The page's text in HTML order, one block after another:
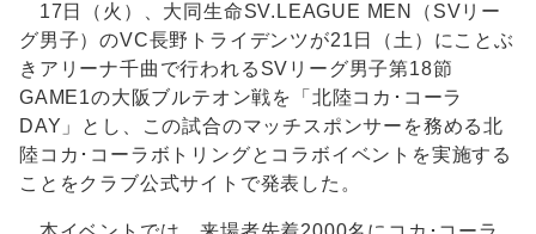
17日（火）、大同生命SV.LEAGUE MEN（SVリー
グ男子）のVC長野トライデンツが21日（土）にことぶ
きアリーナ千曲で行われるSVリーグ男子第18節
GAME1の大阪ブルテオン戦を「北陸コカ･コーラ
DAY」とし、この試合のマッチスポンサーを務める北
陸コカ･コーラボトリングとコラボイベントを実施する
ことをクラブ公式サイトで発表した。